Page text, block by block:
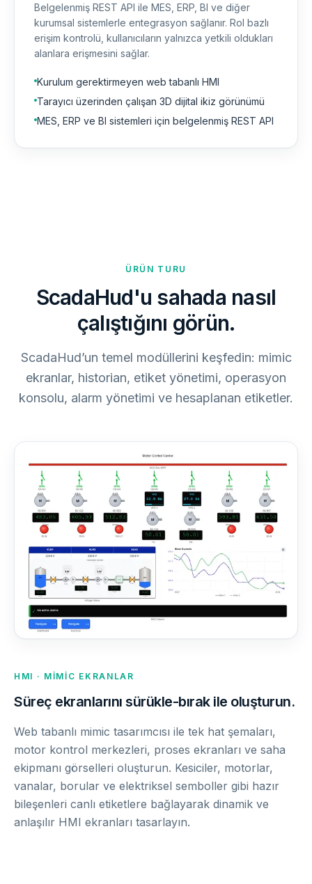
Belgelenmiş REST API ile MES, ERP, BI ve diğer
kurumsal sistemlerle entegrasyon sağlanır. Rol bazlı
erişim kontrolü, kullanıcıların yalnızca yetkili oldukları
alanlara erişmesini sağlar.
Kurulum gerektirmeyen web tabanlı HMI
Tarayıcı üzerinden çalışan 3D dijital ikiz görünümü
MES, ERP ve BI sistemleri için belgelenmiş REST API
ÜRÜN TURU
ScadaHud'u sahada nasıl
çalıştığını görün.
ScadaHud’un temel modüllerini keşfedin: mimic
ekranlar, historian, etiket yönetimi, operasyon
konsolu, alarm yönetimi ve hesaplanan etiketler.
HMI · MIMIC EKRANLAR
Süreç ekranlarını sürükle-bırak ile oluşturun.
Web tabanlı mimic tasarımcısı ile tek hat şemaları,
motor kontrol merkezleri, proses ekranları ve saha
ekipmanı görselleri oluşturun. Kesiciler, motorlar,
vanalar, borular ve elektriksel semboller gibi hazır
bileşenleri canlı etiketlere bağlayarak dinamik ve
anlaşılır HMI ekranları tasarlayın.